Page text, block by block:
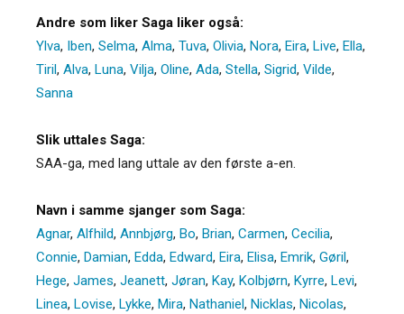
Andre som liker Saga liker også:
Ylva, Iben, Selma, Alma, Tuva, Olivia, Nora, Eira, Live, Ella,
Tiril, Alva, Luna, Vilja, Oline, Ada, Stella, Sigrid, Vilde,
Sanna
Slik uttales Saga:
SAA-ga, med lang uttale av den første a-en.
Navn i samme sjanger som Saga:
Agnar, Alfhild, Annbjørg, Bo, Brian, Carmen, Cecilia,
Connie, Damian, Edda, Edward, Eira, Elisa, Emrik, Gøril,
Hege, James, Jeanett, Jøran, Kay, Kolbjørn, Kyrre, Levi,
Linea, Lovise, Lykke, Mira, Nathaniel, Nicklas, Nicolas,